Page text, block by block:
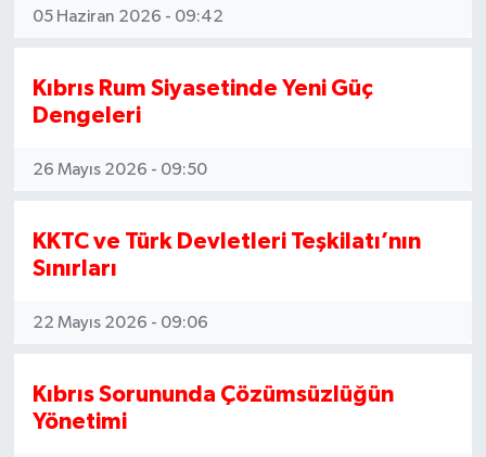
05 Haziran 2026 - 09:42
Kıbrıs Rum Siyasetinde Yeni Güç
Dengeleri
26 Mayıs 2026 - 09:50
KKTC ve Türk Devletleri Teşkilatı’nın
Sınırları
22 Mayıs 2026 - 09:06
Kıbrıs Sorununda Çözümsüzlüğün
Yönetimi